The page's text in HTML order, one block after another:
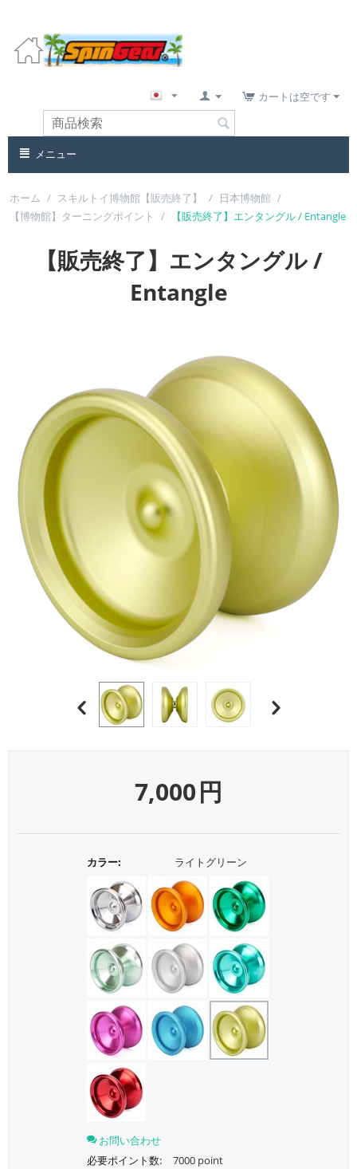
カートは空です
メニュー
ホーム / スキルトイ博物館【販売終了】 / 日本博物館 /
【博物館】ターニングポイント
/ 【販売終了】エンタングル / Entangle
【販売終了】エンタングル /
Entangle
7,000円
カラー: ライトグリーン
お問い合わせ
必要ポイント数:
7000 point